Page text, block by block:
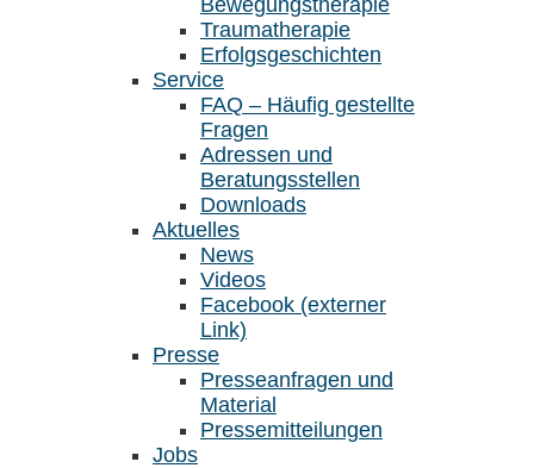
Bewegungstherapie
Traumatherapie
Erfolgsgeschichten
Service
FAQ – Häufig gestellte
Fragen
Adressen und
Beratungsstellen
Downloads
Aktuelles
News
Videos
Facebook (externer
Link)
Presse
Presseanfragen und
Material
Pressemitteilungen
Jobs